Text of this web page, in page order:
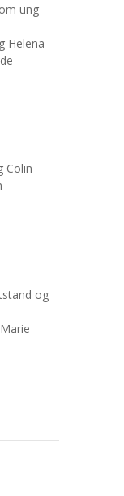
ung
Helena
Colin
og